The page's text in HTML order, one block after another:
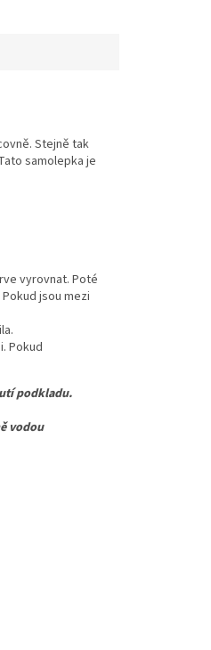
Stejně tak
samolepka je
vyrovnat. Poté
Pokud jsou mezi
Pokud
podkladu.
vodou